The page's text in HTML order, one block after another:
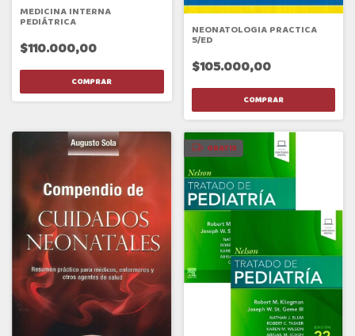
MEDICINA INTERNA
PEDIÁTRICA
$110.000,00
NEONATOLOGIA PRACTICA
5/ED
$105.000,00
GRATIS